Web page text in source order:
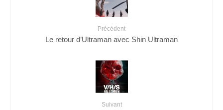
Précédent
Le retour d’Ultraman avec Shin Ultraman
Suivant